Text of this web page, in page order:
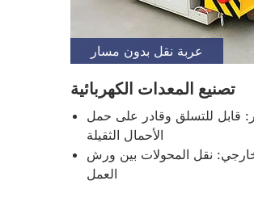
عربة نقل بدون مسار
تصنيع المعدات الكهربائية
قابل للتسلق وقادر على حمل
الأحمال الثقيلة
نقل المحولات بين ورش
العمل